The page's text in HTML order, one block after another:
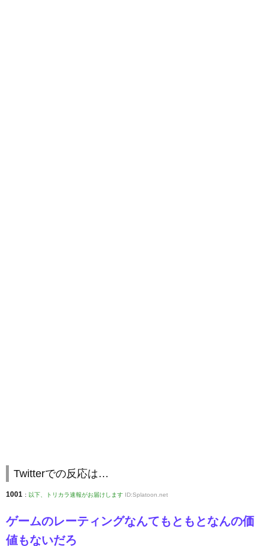
Twitterでの反応は…
1001 : 以下、トリカラ速報がお届けします ID:Splatoon.net
ゲームのレーティングなんてもともとなんの価
値もないだろ